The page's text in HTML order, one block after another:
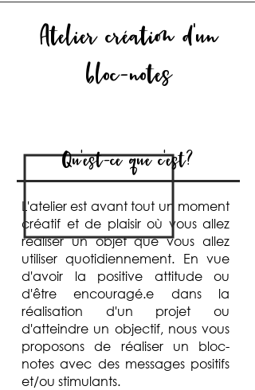
Atelier création d'un
bloc-notes
L'atelier est avant tout un moment
créatif et de plaisir où vous allez
réaliser un objet que vous allez
utiliser quotidiennement. En vue
d'avoir la positive attitude ou
d'être encouragé.e dans la
réalisation d'un projet ou
d'atteindre un objectif, nous vous
proposons de réaliser un bloc-
notes avec des messages positifs
et/ou stimulants.
Qu'est-ce que c'est?